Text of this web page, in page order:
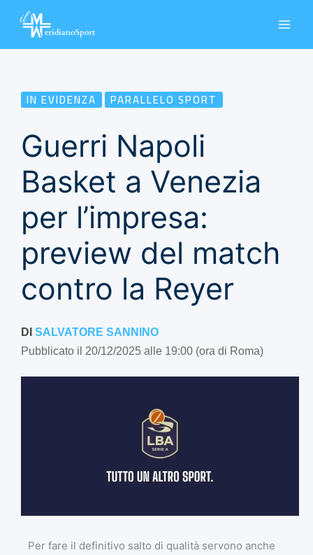
IN EVIDENZA PARALLELO SPORT
Guerri Napoli
Basket a Venezia
per l’impresa:
preview del match
contro la Reyer
DI SALVATORE SANNINO
Pubblicato il 20/12/2025 alle 19:00 (ora di Roma)
Per fare il definitivo salto di qualità servono anche